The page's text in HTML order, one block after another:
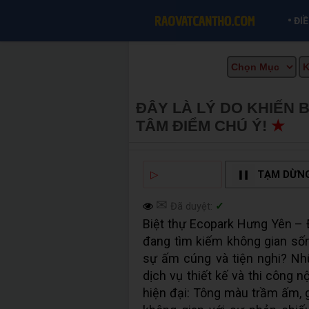
•
ĐÂY LÀ LÝ DO KHIẾN
TÂM ĐIỂM CHÚ Ý! ★
▷ TẠM
✉ Đã duyệt: ✓
Biệt thự Ecopark Hưng Yên
đang tìm kiếm không gian
sự ấm cúng và tiện nghi?
dịch vụ thiết kế và thi công
hiện đại: Tông màu trầm